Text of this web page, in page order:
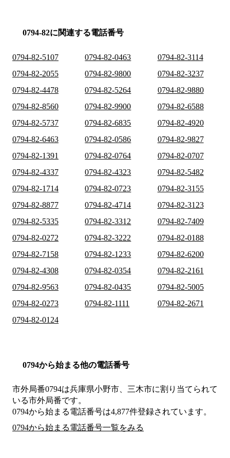
0794-82に関連する電話番号
0794-82-5107 0794-82-0463
0794-82-3114
0794-82-2055
0794-82-9800
0794-82-3237
0794-82-4478
0794-82-5264
0794-82-9880
0794-82-8560
0794-82-9900
0794-82-6588
0794-82-5737
0794-82-6835
0794-82-4920
0794-82-6463
0794-82-0586
0794-82-9827
0794-82-1391
0794-82-0764
0794-82-0707
0794-82-4337
0794-82-4323
0794-82-5482
0794-82-1714
0794-82-0723
0794-82-3155
0794-82-8877
0794-82-4714
0794-82-3123
0794-82-5335
0794-82-3312
0794-82-7409
0794-82-0272
0794-82-3222
0794-82-0188
0794-82-7158
0794-82-1233
0794-82-6200
0794-82-4308
0794-82-0354
0794-82-2161
0794-82-9563
0794-82-0435
0794-82-5005
0794-82-0273
0794-82-1111
0794-82-2671
0794-82-0124
0794から始まる他の電話番号
市外局番0794は兵庫県小野市、三木市に割り当てられて
いる市外局番です。
0794から始まる電話番号は4,877件登録されています。
0794から始まる電話番号一覧をみる